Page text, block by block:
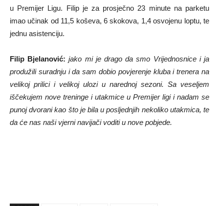
u Premijer Ligu. Filip je za prosječno 23 minute na parketu
imao učinak od 11,5 koševa, 6 skokova, 1,4 osvojenu loptu, te
jednu asistenciju.
Filip Bjelanović: jako mi je drago da smo Vrijednosnice i ja
produžili suradnju i da sam dobio povjerenje kluba i trenera na
velikoj prilici i velikoj ulozi u narednoj sezoni. Sa veseljem
iščekujem nove treninge i utakmice u Premijer ligi i nadam se
punoj dvorani kao što je bila u posljednjih nekoliko utakmica, te
da će nas naši vjerni navijači voditi u nove pobjede.